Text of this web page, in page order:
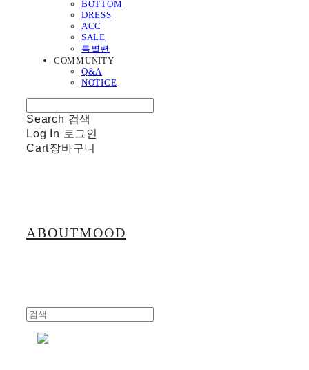
BOTTOM
DRESS
ACC
SALE
특별편
COMMUNITY
Q&A
NOTICE
Search 검색
Log In 로그인
Cart장바구니
ABOUTMOOD